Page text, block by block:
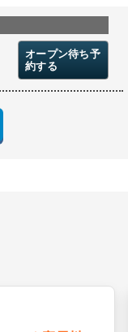
オープン待ち予
約する